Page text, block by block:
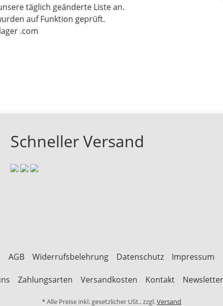
täglich geänderte Liste an.
auf Funktion geprüft.
.com
Schneller Versand
AGB Widerrufsbelehrung Datenschutz Impressum
Zahlungsarten Versandkosten Kontakt Newsletter
* Alle Preise inkl. gesetzlicher USt., zzgl.Versand